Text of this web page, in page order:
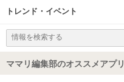
トレンド・イベント
ママリ編集部のオススメアプリ